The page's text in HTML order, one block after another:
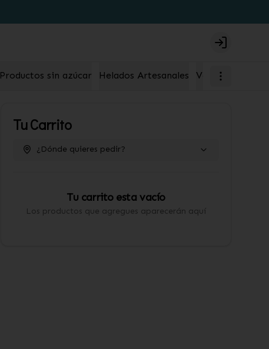
Login
Productos sin azúcar Helados Artesanales Velas
Tu Carrito
¿Dónde quieres pedir?
Tu carrito esta vacío
Los productos que agregues aparecerán aquí